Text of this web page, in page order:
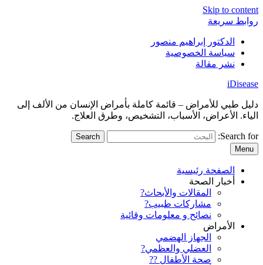
Skip to content
روابط سريعة
الدكتور إبراهيم منصور
سياسة الخصوصية
نشر مقالة
iDisease
دليل طبي للأمراض – قائمة كاملة بأمراض الإنسان من الألف إلى
الياء. الأعراض، الأسباب، التشخيص، وطرق العلاج.
Search for:
Menu
الصفحة رئيسية
أخبار الصحة
المقالات والأبحاث?
مشاركات طبيب?
نصائح و معلومات وقائية
الأمراض
الجهاز الهضمي
العضلي والعظمي?
صحة الأطفال ??